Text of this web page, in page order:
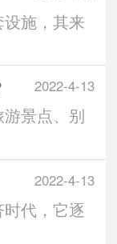
施，其来
2022-4-13
景点、别
2022-4-13
代，它逐